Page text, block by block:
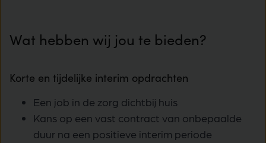
Wat hebben wij jou te bieden?
Korte en tijdelijke interim opdrachten
Een job in de zorg dichtbij huis
Kans op een vast contract van onbepaalde
duur na een positieve interim periode